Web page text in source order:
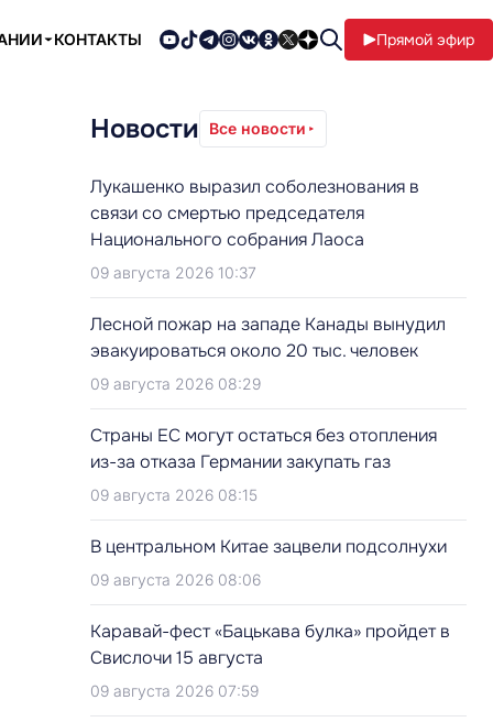
КОНТАКТЫ Прямой эфир
Новости Все новости
Лукашенко выразил соболезнования в
связи со смертью председателя
Национального собрания Лаоса
09 августа 2026 10:37
Лесной пожар на западе Канады вынудил
эвакуироваться около 20 тыс. человек
09 августа 2026 08:29
Страны ЕС могут остаться без отопления
из-за отказа Германии закупать газ
09 августа 2026 08:15
В центральном Китае зацвели подсолнухи
09 августа 2026 08:06
Каравай-фест «Бацькава булка» пройдет в
Свислочи 15 августа
09 августа 2026 07:59